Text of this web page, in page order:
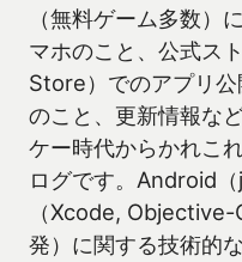
（無料ゲーム多数）
マホのこと、公式ス
Store）でのアプリ
のこと、更新情報な
ケー時代からかれこ
ログです。Android
（Xcode,
発）に関する技術的